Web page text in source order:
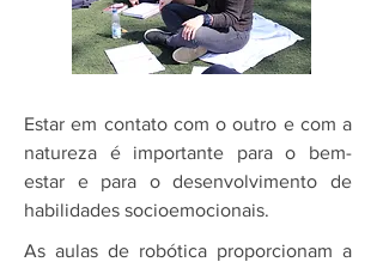
Estar em contato com o outro e com a
natureza é importante para o bem-
estar e para o desenvolvimento de
habilidades socioemocionais.
As aulas de robótica proporcionam a